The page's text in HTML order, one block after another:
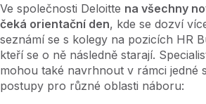
Ve společnosti Deloitte na všechny
čeká orientační den, kde se dozví
seznámí se s kolegy na pozicích HR
kteří se o ně následně starají.
mohou také navrhnout v rámci jedné
postupy pro různé oblasti náboru: